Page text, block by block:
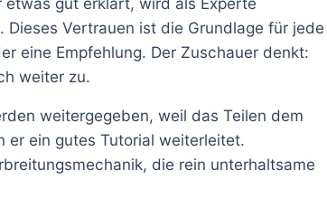
Vertrauen ist die Grundlage für jede
eine Empfehlung. Der Zuschauer denkt:
weiter zu.
weitergegeben, weil das Teilen dem
ein gutes Tutorial weiterleitet.
die rein unterhaltsame